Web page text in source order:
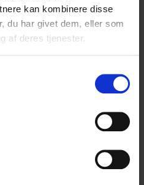
kan kombinere disse
du har givet dem, eller som
af deres tjenester.